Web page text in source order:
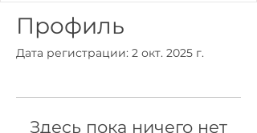
Профиль
Дата регистрации: 2 окт. 2025 г.
Здесь пока ничего нет